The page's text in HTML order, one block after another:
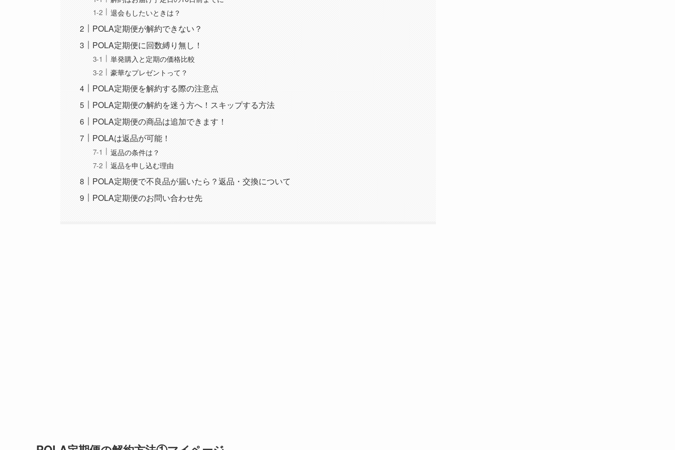
退会もしたいときは？
POLA定期便が解約できない？
POLA定期便に回数縛り無し！
単発購入と定期の価格比較
豪華なプレゼントって？
POLA定期便を解約する際の注意点
POLA定期便の解約を迷う方へ！スキップする方法
POLA定期便の商品は追加できます！
POLAは返品が可能！
返品の条件は？
返品を申し込む理由
POLA定期便で不良品が届いたら？返品・交換について
POLA定期便のお問い合わせ先